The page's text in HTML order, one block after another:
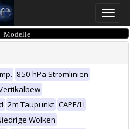
Toggle
850 hPa Stromlinien
2m Taupunkt CAPE/LI
Wolken